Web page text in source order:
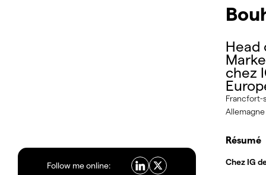
Head
chez
Francfort-
Allemagne
Follow me online:
Résumé
Chez IG